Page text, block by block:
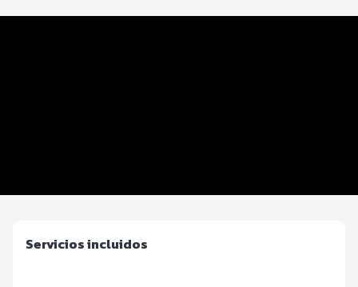
Servicios incluidos